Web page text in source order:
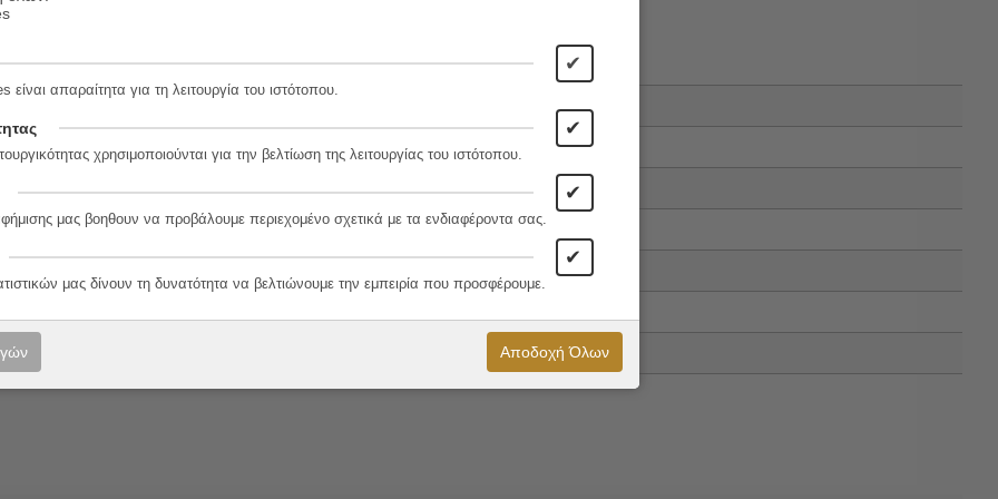
✔
είναι απαραίτητα για τη λειτουργία του ιστότοπου.
✔
χρησιμοποιούνται για την βελτίωση της λειτουργίας του ιστότοπου.
✔
μας βοηθουν να προβάλουμε περιεχομένο σχετικά με τα ενδιαφέροντα σας.
✔
μας δίνουν τη δυνατότητα να βελτιώνουμε την εμπειρία που προσφέρουμε.
Αποδοχή Όλων